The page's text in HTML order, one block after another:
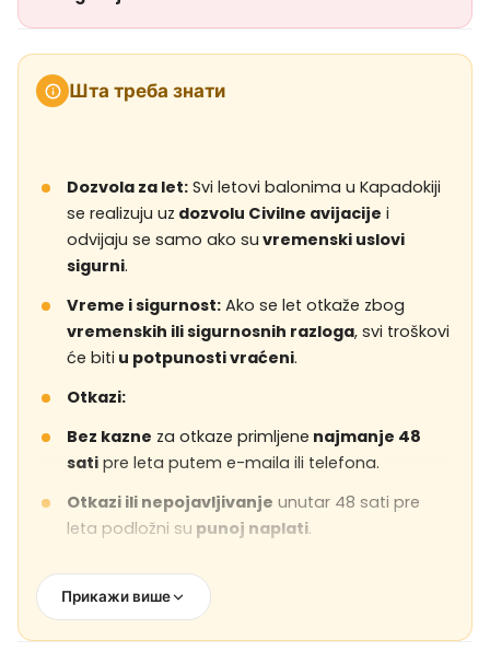
Шта треба знати
Dozvola za let: Svi letovi balonima u Kapadokiji
se realizuju uz dozvolu Civilne avijacije i
odvijaju se samo ako su vremenski uslovi
sigurni.
Vreme i sigurnost: Ako se let otkaže zbog
vremenskih ili sigurnosnih razloga, svi troškovi
će biti u potpunosti vraćeni.
Otkazi:
Bez kazne za otkaze primljene najmanje 48
sati pre leta putem e-maila ili telefona.
Otkazi ili nepojavljivanje unutar 48 sati pre
leta podložni su punoj naplati.
Detalji o letu:
Minimalno1 sat vremena leta
Baloni imajukorpe sa kapacitetom do 28
Прикажи више